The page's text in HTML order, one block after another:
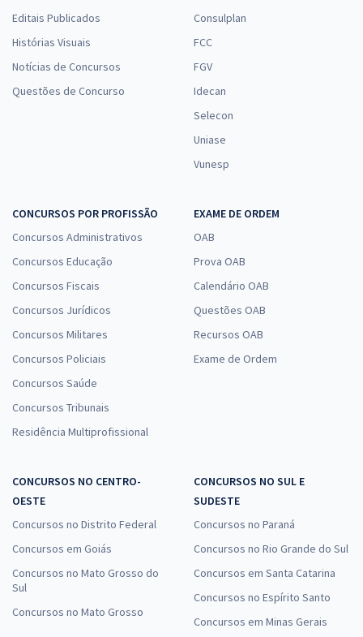
Editais Publicados
Histórias Visuais
Notícias de Concursos
Questões de Concurso
Consulplan
FCC
FGV
Idecan
Selecon
Uniase
Vunesp
CONCURSOS POR PROFISSÃO
Concursos Administrativos
Concursos Educação
Concursos Fiscais
Concursos Jurídicos
Concursos Militares
Concursos Policiais
Concursos Saúde
Concursos Tribunais
Residência Multiprofissional
EXAME DE ORDEM
OAB
Prova OAB
Calendário OAB
Questões OAB
Recursos OAB
Exame de Ordem
CONCURSOS NO CENTRO-
OESTE
Concursos no Distrito Federal
Concursos em Goiás
Concursos no Mato Grosso do
Sul
Concursos no Mato Grosso
CONCURSOS NO SUL E
SUDESTE
Concursos no Paraná
Concursos no Rio Grande do Sul
Concursos em Santa Catarina
Concursos no Espírito Santo
Concursos em Minas Gerais